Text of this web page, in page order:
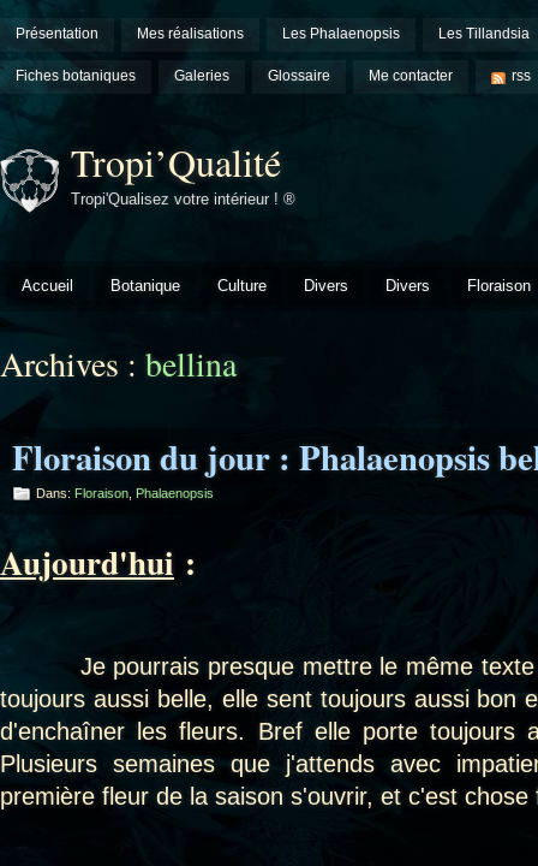
Présentation Mes réalisations Les Phalaenopsis Les Tillandsia
Fiches botaniques Galeries Glossaire Me contacter rss
Tropi’Qualité
Tropi'Qualisez votre intérieur ! ®
Accueil Botanique Culture Divers Divers Floraison
Archives : bellina
Floraison du jour : Phalaenopsis
Dans: Floraison Phalaenopsis
Aujourd'hui :
Je pourrais presque mettre le même
toujours aussi belle, elle sent toujours aussi bon
d'enchaîner les fleurs. Bref elle porte toujours
Plusieurs semaines que j'attends avec
première fleur de la saison s'ouvrir, et c'est